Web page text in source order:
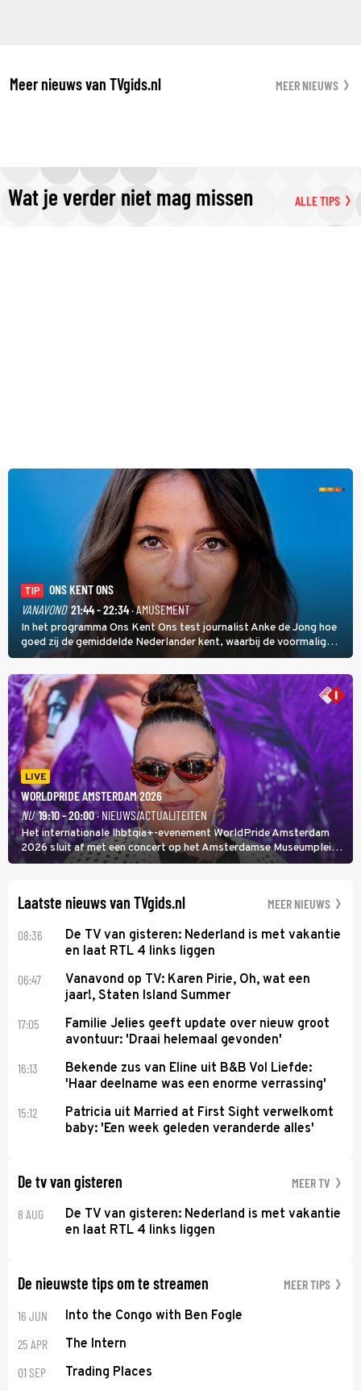
Meer nieuws van TVgids.nl MEER NIEUWS
Wat je verder niet mag missen ALLE TIPS
TIP
ONS KENT ONS
VANAVOND 21:44 - 22:34· AMUSEMENT
In het programma Ons Kent Ons test journalist Anke de Jong hoe
goed zij de gemiddelde Nederlander kent, waarbij de voormalig
hoofdredacteur van modebladen Glamour en Elle het samen met
rapper Keizer opneemt tegen Edson da Graça en Marc-Marie
Huijbregts.
LIVE
WORLDPRIDE AMSTERDAM 2026
NU 19:10 - 20:00· NIEUWS/ACTUALITEITEN
Het internationale lhbtqia+-evenement WorldPride Amsterdam
2026 sluit af met een concert op het Amsterdamse Museumplein.
Anita Doth is een van de optredende artiesten. In de jaren 90
Laatste nieuws van TVgids.nl MEER NIEUWS
08:36
De TV van gisteren: Nederland is met vakantie
en laat RTL 4 links liggen
06:47
Vanavond op TV: Karen Pirie, Oh, wat een
jaar!, Staten Island Summer
17:05
Familie Jelies geeft update over nieuw groot
avontuur: 'Draai helemaal gevonden'
16:13
Bekende zus van Eline uit B&B Vol Liefde:
'Haar deelname was een enorme verrassing'
15:12
Patricia uit Married at First Sight verwelkomt
baby: 'Een week geleden veranderde alles'
De tv van gisteren MEER TV
8 AUG
De TV van gisteren: Nederland is met vakantie
en laat RTL 4 links liggen
De nieuwste tips om te streamen MEER TIPS
16 JUN Into the Congo with Ben Fogle
25 APR The Intern
01 SEP Trading Places